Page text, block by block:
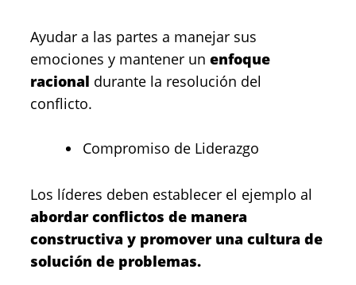
Ayudar a las partes a manejar sus
emociones y mantener un enfoque
racional durante la resolución del
conflicto.
Compromiso de Liderazgo
Los líderes deben establecer el ejemplo al
abordar conflictos de manera
constructiva y promover una cultura de
solución de problemas.